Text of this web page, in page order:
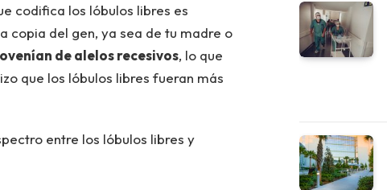
codifica los lóbulos libres es
copia del gen, ya sea de tu madre o
de alelos recesivos, lo que
que los lóbulos libres fueran más
entre los lóbulos libres y